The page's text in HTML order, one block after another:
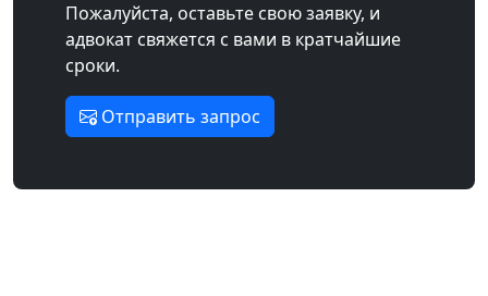
Пожалуйста, оставьте свою заявку, и
адвокат свяжется с вами в кратчайшие
сроки.
Отправить запрос